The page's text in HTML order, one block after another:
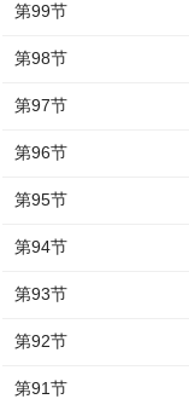
第99节
第98节
第97节
第96节
第95节
第94节
第93节
第92节
第91节